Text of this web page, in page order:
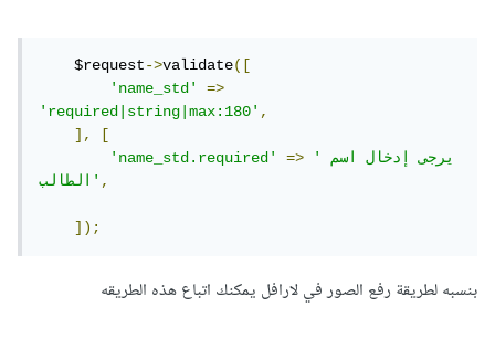
    $request
->validate([
'name_std'
=>
'required|string|max:180',
],
[
'name_std.required'
=>
'يرجى إدخال اسم
الطالب',
]);
بنسبه لطريقة رفع الصور في لارافل يمكنك اتباع هذه الطريقه